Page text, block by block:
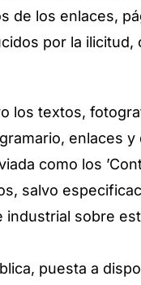
de los enlaces,
por la ilicitud,
los textos,
enlaces
como los
salvo
sobre
puesta a